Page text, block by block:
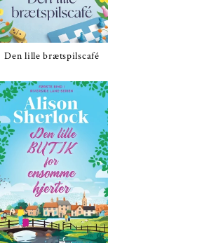
Den lille brætspilscafé